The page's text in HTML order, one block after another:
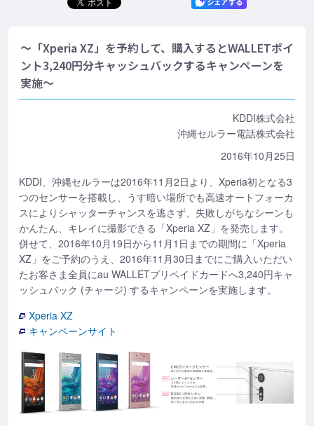
～「Xperia XZ」を予約して、購入するとWALLETポイ
ント3,240円分キャッシュバックするキャンペーンを
実施～
KDDI株式会社
沖縄セルラー電話株式会社
2016年10月25日
KDDI、沖縄セルラーは2016年11月2日より、Xperia初となる3
つのセンサーを搭載し、うす暗い場所でも高速オートフォーカ
スによりシャッターチャンスを逃さず、失敗しがちなシーンも
かんたん、キレイに撮影できる「Xperia XZ」を発売します。
併せて、2016年10月19日から11月1日までの期間に「Xperia
XZ」をご予約のうえ、2016年11月30日までにご購入いただい
たお客さま全員にau WALLETプリペイドカードへ3,240円キャ
ッシュバック (チャージ) するキャンペーンを実施します。
Xperia XZ
キャンペーンサイト